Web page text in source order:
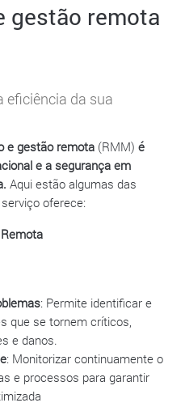
gestão remota
eficiência da sua
e gestão remota (RMM)é
e a segurança em
Aqui estão algumas das
oferece:
: Permite identificar e
que se tornem críticos,
e danos.
: Monitorizar continuamente o
e processos para garantir